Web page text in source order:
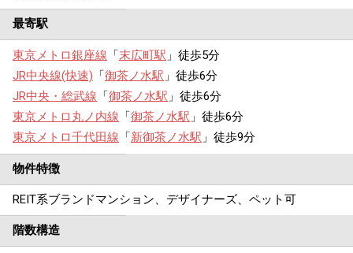
最寄駅
東京メトロ銀座線 「末広町駅 」徒歩5分
JR中央線(快速) 「御茶ノ水駅 」徒歩6分
JR中央・総武線 「御茶ノ水駅 」徒歩6分
東京メトロ丸ノ内線 「御茶ノ水駅 」徒歩6分
東京メトロ千代田線 「新御茶ノ水駅 」徒歩9分
物件特徴
REIT系ブランドマンション、デザイナーズ、ペット可
階数構造